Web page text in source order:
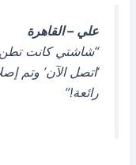
علي – القاهرة
“شاشتي كانت تطن
رائعة!”